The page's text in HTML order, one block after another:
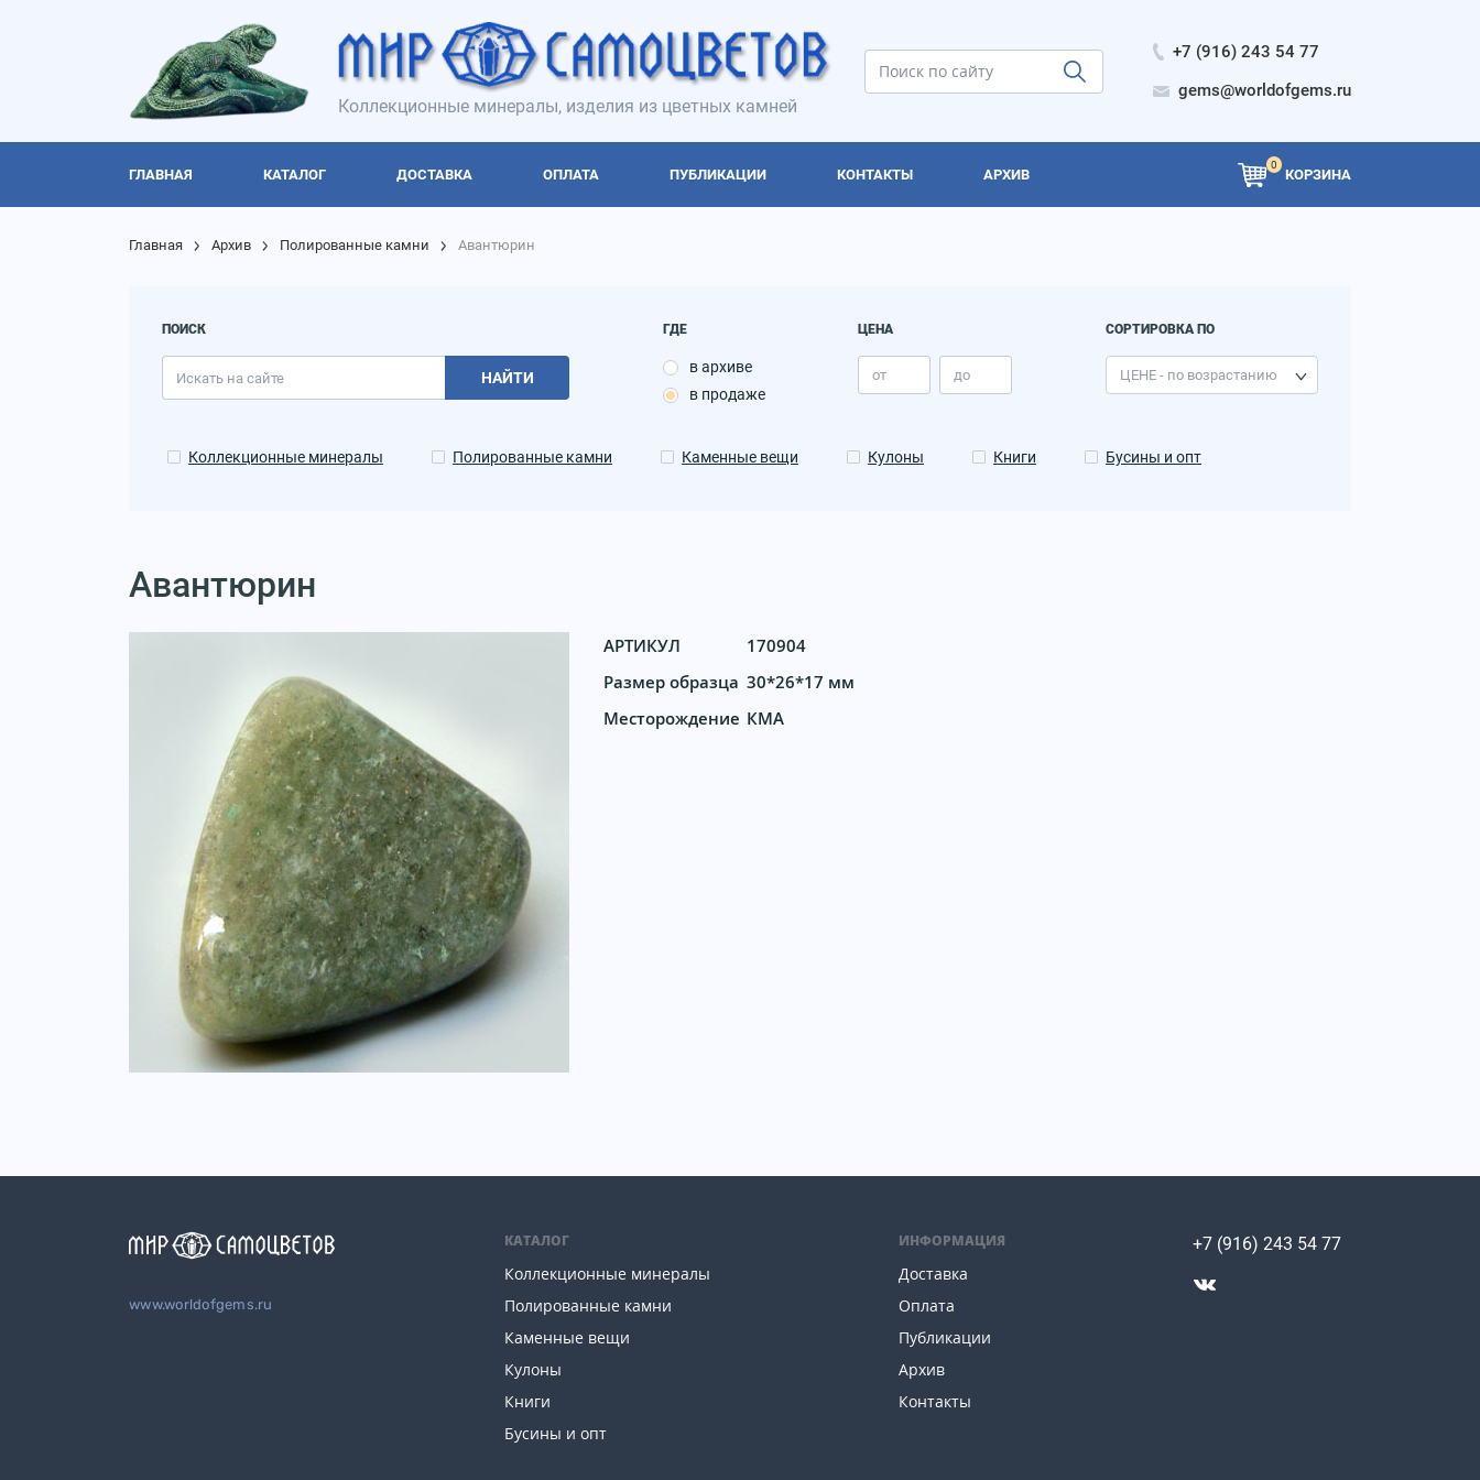
Коллекционные минералы, изделия из цветных камней
+7 (916) 243 54 77
gems@worldofgems.ru
ГЛАВНАЯ КАТАЛОГ ДОСТАВКА ОПЛАТА ПУБЛИКАЦИИ КОНТАКТЫ АРХИВ
0
КОРЗИНА
Главная Архив Полированные камни Авантюрин
ПОИСК
НАЙТИ
ГДЕ
в архиве
в продаже
ЦЕНА СОРТИРОВКА ПО
Коллекционные минералы Полированные камни Каменные вещи Кулоны Книги Бусины и опт
Авантюрин
АРТИКУЛ
170904
Размер образца 30*26*17 мм
Месторождение КМА
www.worldofgems.ru
КАТАЛОГ
Коллекционные минералы
Полированные камни
Каменные вещи
Кулоны
Книги
Бусины и опт
ИНФОРМАЦИЯ
Доставка
Оплата
Публикации
Архив
Контакты
+7 (916) 243 54 77